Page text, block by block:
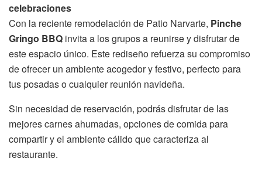
celebraciones
Con la reciente remodelación de Patio Narvarte, Pinche
Gringo BBQ invita a los grupos a reunirse y disfrutar de
este espacio único. Este rediseño refuerza su compromiso
de ofrecer un ambiente acogedor y festivo, perfecto para
tus posadas o cualquier reunión navideña.
Sin necesidad de reservación, podrás disfrutar de las
mejores carnes ahumadas, opciones de comida para
compartir y el ambiente cálido que caracteriza al
restaurante.